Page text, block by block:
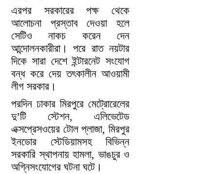
এরপর সরকারের পক্ষ থেকে
আলোচনা প্রস্তাব দেওয়া হলে
সেটিও নাকচ করেন দেন
আন্দোলনকারীরা। পরে রাত নয়টার
দিকে সারা দেশে ইন্টারনেট সংযোগ
বন্ধ করে দেয় তৎকালীন আওয়ামী
লীগ সরকার।
পরদিন ঢাকার মিরপুরে মেট্রোরেলের
দু’টি স্টেশন, এলিভেটেড
এক্সপ্রেসওয়ের টোল প্লাজা, মিরপুর
ইনডোর স্টেডিয়ামসহ বিভিন্ন
সরকারি স্থাপনায় হামলা, ভাঙচুর ও
অগ্নিসংযোগের ঘটনা ঘটে।